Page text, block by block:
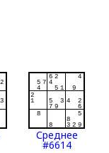
Среднее
#6614